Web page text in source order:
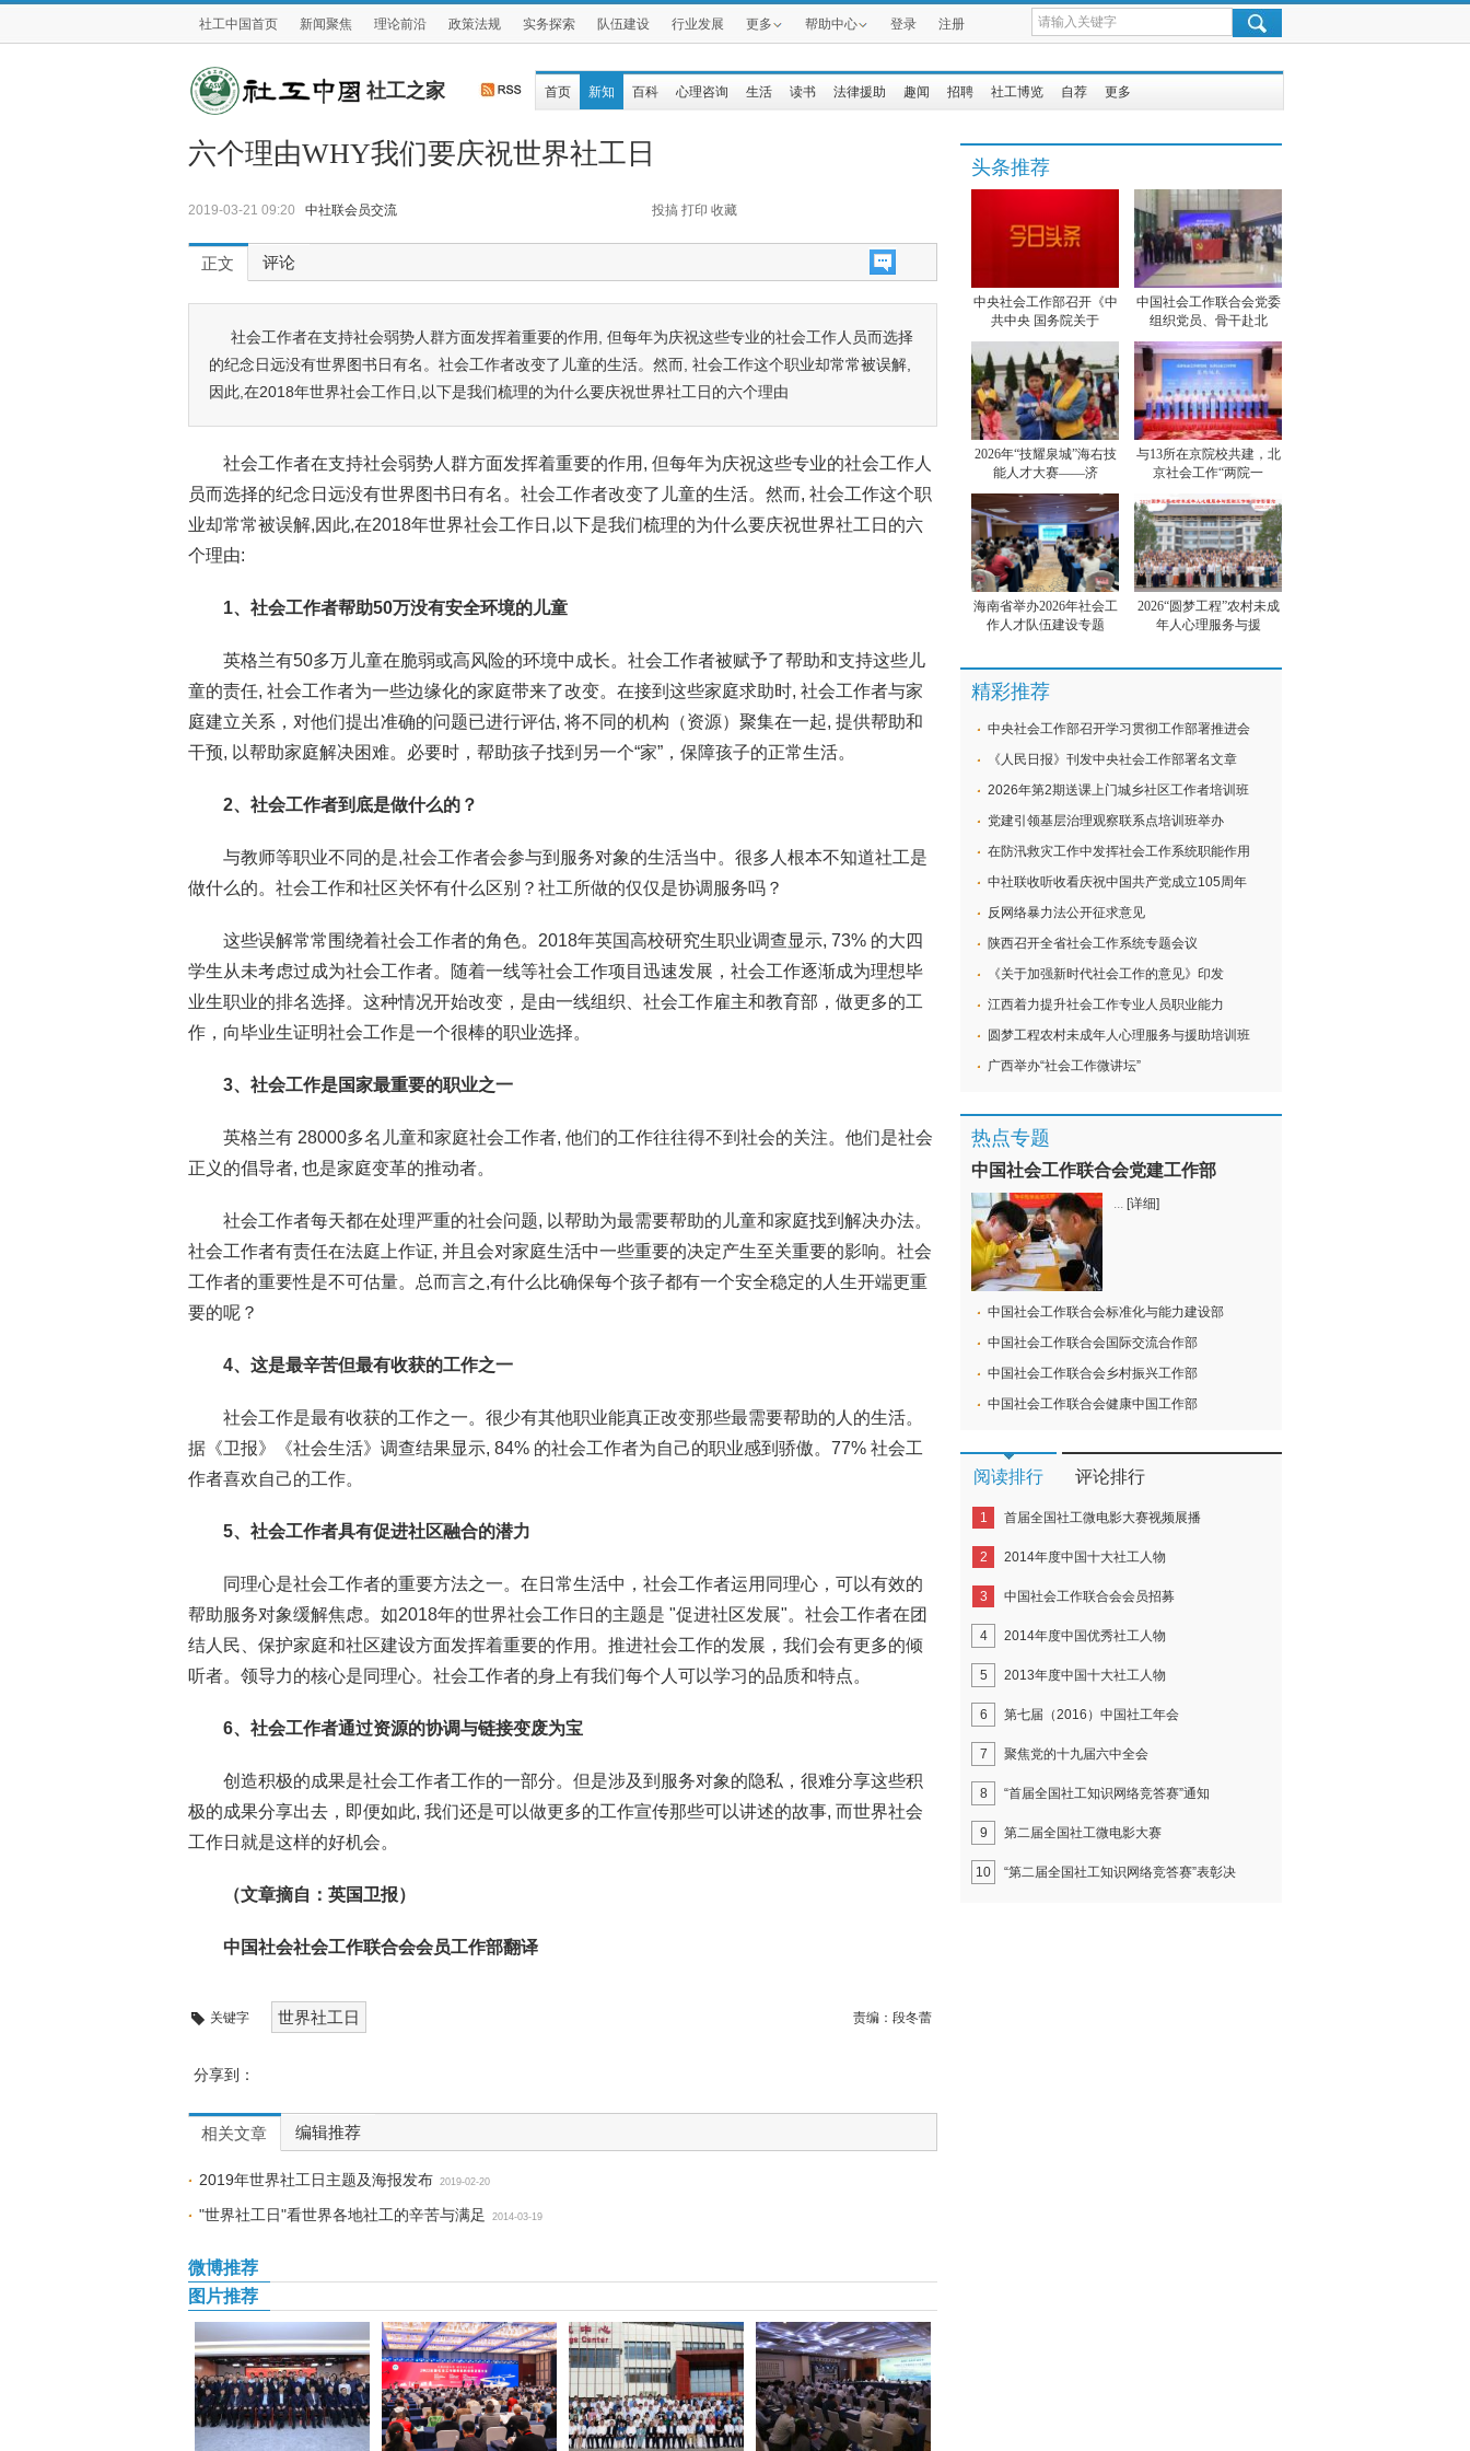
社工中国首页 新闻聚焦 理论前沿 政策法规 实务探索 队伍建设 行业发展 更多 帮助中心 登录 注册
社工之家 首页 新知 百科 心理咨询 生活 读书 法律援助 趣闻 招聘 社工博览 自荐 更多
六个理由WHY我们要庆祝世界社工日
2019-03-21 09:20 中社联会员交流 投搞 打印 收藏
正文 评论
社会工作者在支持社会弱势人群方面发挥着重要的作用, 但每年为庆祝这些专业的社会工作人员而选择
的纪念日远没有世界图书日有名。社会工作者改变了儿童的生活。然而, 社会工作这个职业却常常被误解,
因此,在2018年世界社会工作日,以下是我们梳理的为什么要庆祝世界社工日的六个理由
社会工作者在支持社会弱势人群方面发挥着重要的作用, 但每年为庆祝这些专业的社会工作人
员而选择的纪念日远没有世界图书日有名。社会工作者改变了儿童的生活。然而, 社会工作这个职
业却常常被误解,因此,在2018年世界社会工作日,以下是我们梳理的为什么要庆祝世界社工日的六
个理由:
1、社会工作者帮助50万没有安全环境的儿童
英格兰有50多万儿童在脆弱或高风险的环境中成长。社会工作者被赋予了帮助和支持这些儿
童的责任, 社会工作者为一些边缘化的家庭带来了改变。在接到这些家庭求助时, 社会工作者与家
庭建立关系，对他们提出准确的问题已进行评估, 将不同的机构（资源）聚集在一起, 提供帮助和
干预, 以帮助家庭解决困难。必要时，帮助孩子找到另一个“家”，保障孩子的正常生活。
2、社会工作者到底是做什么的？
与教师等职业不同的是,社会工作者会参与到服务对象的生活当中。很多人根本不知道社工是
做什么的。社会工作和社区关怀有什么区别？社工所做的仅仅是协调服务吗？
这些误解常常围绕着社会工作者的角色。2018年英国高校研究生职业调查显示, 73% 的大四
学生从未考虑过成为社会工作者。随着一线等社会工作项目迅速发展，社会工作逐渐成为理想毕
业生职业的排名选择。这种情况开始改变，是由一线组织、社会工作雇主和教育部，做更多的工
作，向毕业生证明社会工作是一个很棒的职业选择。
3、社会工作是国家最重要的职业之一
英格兰有 28000多名儿童和家庭社会工作者, 他们的工作往往得不到社会的关注。他们是社会
正义的倡导者, 也是家庭变革的推动者。
社会工作者每天都在处理严重的社会问题, 以帮助为最需要帮助的儿童和家庭找到解决办法。
社会工作者有责任在法庭上作证, 并且会对家庭生活中一些重要的决定产生至关重要的影响。社会
工作者的重要性是不可估量。总而言之,有什么比确保每个孩子都有一个安全稳定的人生开端更重
要的呢？
4、这是最辛苦但最有收获的工作之一
社会工作是最有收获的工作之一。很少有其他职业能真正改变那些最需要帮助的人的生活。
据《卫报》《社会生活》调查结果显示, 84% 的社会工作者为自己的职业感到骄傲。77% 社会工
作者喜欢自己的工作。
5、社会工作者具有促进社区融合的潜力
同理心是社会工作者的重要方法之一。在日常生活中，社会工作者运用同理心，可以有效的
帮助服务对象缓解焦虑。如2018年的世界社会工作日的主题是 "促进社区发展"。社会工作者在团
结人民、保护家庭和社区建设方面发挥着重要的作用。推进社会工作的发展，我们会有更多的倾
听者。领导力的核心是同理心。社会工作者的身上有我们每个人可以学习的品质和特点。
6、社会工作者通过资源的协调与链接变废为宝
创造积极的成果是社会工作者工作的一部分。但是涉及到服务对象的隐私，很难分享这些积
极的成果分享出去，即便如此, 我们还是可以做更多的工作宣传那些可以讲述的故事, 而世界社会
工作日就是这样的好机会。
（文章摘自：英国卫报）
中国社会社会工作联合会会员工作部翻译
关键字 世界社工日 责编： 段冬蕾
分享到：
相关文章 编辑推荐
2019年世界社工日主题及海报发布 2019-02-20
"世界社工日"看世界各地社工的辛苦与满足 2014-03-19
微博推荐
图片推荐
头条推荐
中央社会工作部召开《中
共中央 国务院关于
中国社会工作联合会党委
组织党员、骨干赴北
2026年“技耀泉城”海右技
能人才大赛——济
与13所在京院校共建，北
京社会工作“两院一
海南省举办2026年社会工
作人才队伍建设专题
2026“圆梦工程”农村未成
年人心理服务与援
精彩推荐
中央社会工作部召开学习贯彻工作部署推进会
《人民日报》刊发中央社会工作部署名文章
2026年第2期送课上门城乡社区工作者培训班
党建引领基层治理观察联系点培训班举办
在防汛救灾工作中发挥社会工作系统职能作用
中社联收听收看庆祝中国共产党成立105周年
反网络暴力法公开征求意见
陕西召开全省社会工作系统专题会议
《关于加强新时代社会工作的意见》印发
江西着力提升社会工作专业人员职业能力
圆梦工程农村未成年人心理服务与援助培训班
广西举办“社会工作微讲坛”
热点专题
中国社会工作联合会党建工作部
... [详细]
中国社会工作联合会标准化与能力建设部
中国社会工作联合会国际交流合作部
中国社会工作联合会乡村振兴工作部
中国社会工作联合会健康中国工作部
阅读排行 评论排行
1 首届全国社工微电影大赛视频展播
2 2014年度中国十大社工人物
3 中国社会工作联合会会员招募
4 2014年度中国优秀社工人物
5 2013年度中国十大社工人物
6 第七届（2016）中国社工年会
7 聚焦党的十九届六中全会
8 “首届全国社工知识网络竞答赛”通知
9 第二届全国社工微电影大赛
10 “第二届全国社工知识网络竞答赛”表彰决